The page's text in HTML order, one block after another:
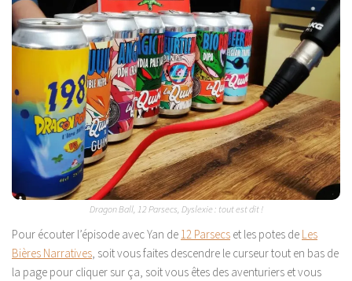
Dragon Ball, 12 Parsecs, Dyslexie : tout est dit !
Pour écouter l’épisode avec Yan de 12 Parsecs et les potes de Les
Bières Narratives, soit vous faites descendre le curseur tout en bas de
la page pour cliquer sur ça, soit vous êtes des aventuriers et vous